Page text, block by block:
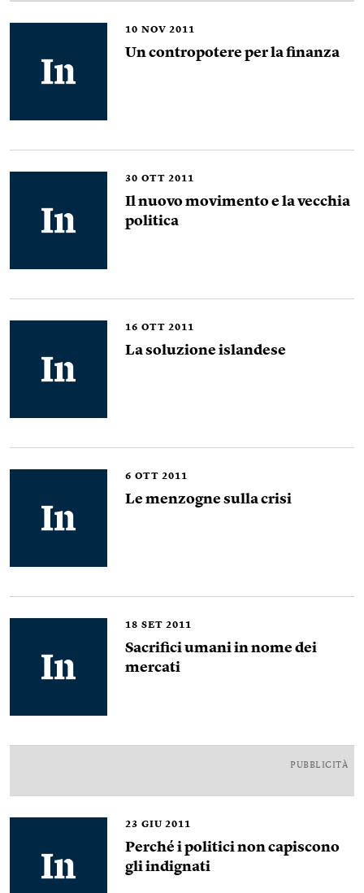
10 NOV 2011
Un contropotere per la finanza
30 OTT 2011
Il nuovo movimento e la vecchia
politica
16 OTT 2011
La soluzione islandese
6 OTT 2011
Le menzogne sulla crisi
18 SET 2011
Sacrifici umani in nome dei
mercati
PUBBLICITÀ
23 GIU 2011
Perché i politici non capiscono
gli indignati